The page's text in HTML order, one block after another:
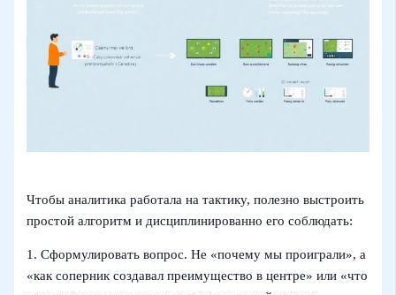
Чтобы аналитика работала на тактику, полезно выстроить
простой алгоритм и дисциплинированно его соблюдать:
1. Сформулировать вопрос. Не «почему мы проиграли», а
«как соперник создавал преимущество в центре» или «что